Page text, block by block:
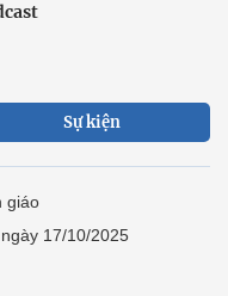
Sự kiện
giáo
17/10/2025